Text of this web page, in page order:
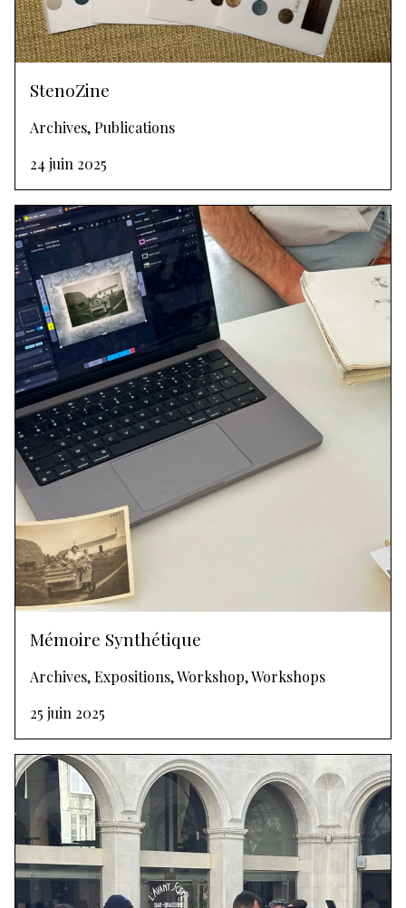
StenoZine
Archives, Publications
24 juin 2025
Mémoire Synthétique
Archives, Expositions, Workshop, Workshops
25 juin 2025